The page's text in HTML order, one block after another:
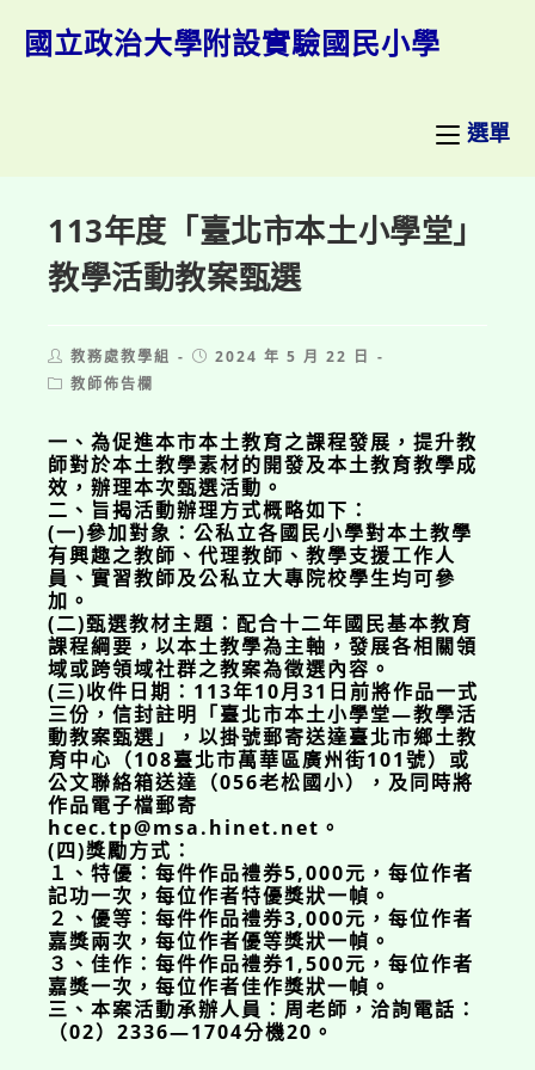
國立政治大學附設實驗國民小學
選單
113年度「臺北市本土小學堂」
教學活動教案甄選
Post
author:
教務處教學組
Post2024 年 5 月 22 日
Post教師佈告欄
一、為促進本市本土教育之課程發展，提升教
師對於本土教學素材的開發及本土教育教學成
效，辦理本次甄選活動。
二、旨揭活動辦理方式概略如下：
(一)參加對象：公私立各國民小學對本土教學
有興趣之教師、代理教師、教學支援工作人
員、實習教師及公私立大專院校學生均可參
加。
(二)甄選教材主題：配合十二年國民基本教育
課程綱要，以本土教學為主軸，發展各相關領
域或跨領域社群之教案為徵選內容。
(三)收件日期：113年10月31日前將作品一式
三份，信封註明「臺北市本土小學堂—教學活
動教案甄選」，以掛號郵寄送達臺北市鄉土教
育中心（108臺北市萬華區廣州街101號）或
公文聯絡箱送達（056老松國小），及同時將
作品電子檔郵寄
hcec.tp@msa.hinet.net。
(四)獎勵方式：
１、特優：每件作品禮券5,000元，每位作者
記功一次，每位作者特優獎狀一幀。
２、優等：每件作品禮券3,000元，每位作者
嘉獎兩次，每位作者優等獎狀一幀。
３、佳作：每件作品禮券1,500元，每位作者
嘉獎一次，每位作者佳作獎狀一幀。
三、本案活動承辦人員：周老師，洽詢電話：
（02）2336—1704分機20。